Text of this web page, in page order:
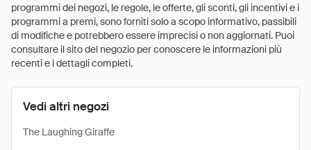
programmi dei negozi, le regole, le offerte, gli sconti, gli incentivi e i
programmi a premi, sono forniti solo a scopo informativo, passibili
di modifiche e potrebbero essere imprecisi o non aggiornati. Puoi
consultare il sito del negozio per conoscere le informazioni più
recenti e i dettagli completi.
Vedi altri negozi
The Laughing Giraffe